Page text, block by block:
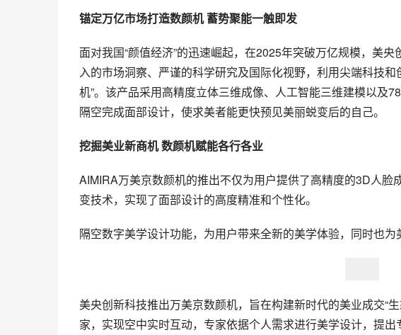
锚定万亿市场打造数颜机 蓄势聚能一触即发
面对我国“颜值经济”的迅速崛起，在2025年突破万亿规模，美
入的市场洞察、严谨的科学研究及国际化视野，利用尖端科技
机”。该产品采用高精度立体三维成像、人工智能三维建模以及
隔空完成面部设计，使求美者能更快预见美丽蜕变后的自己。
挖掘美业新商机 数颜机赋能各行各业
AIMIRA万美京数颜机的推出不仅为用户提供了高精度的3D人
变技术，实现了面部设计的高度精准和个性化。
隔空数字美学设计功能，为用户带来全新的美学体验，同时也为
美央创新科技推出万美京数颜机，旨在构建新时代的美业成交“
家，实现空中实时互动，专家依据个人需求进行美学设计，提